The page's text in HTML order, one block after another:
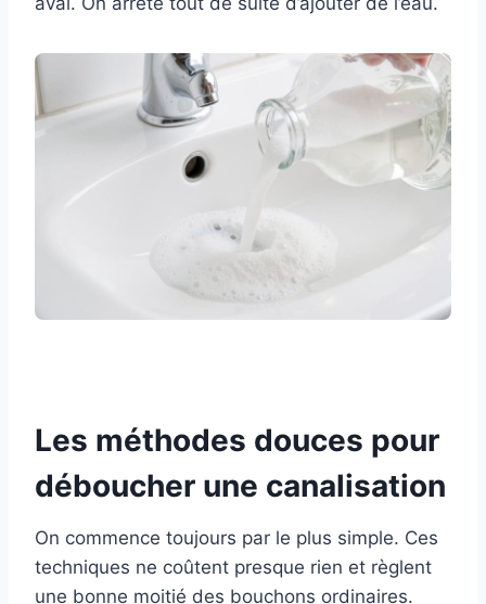
Les méthodes douces pour
déboucher une canalisation
On commence toujours par le plus simple. Ces
techniques ne coûtent presque rien et règlent
une bonne moitié des bouchons ordinaires.